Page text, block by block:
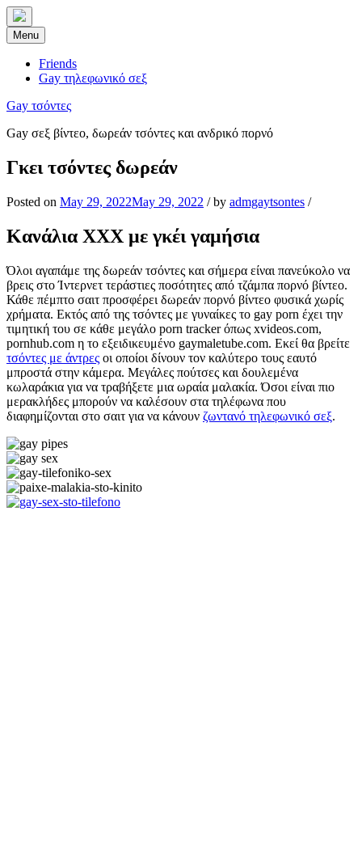
Skip
to
content
Menu
Friends
Gay τηλεφωνικό σεξ
Gay τσόντες
Gay σεξ βίντεο, δωρεάν τσόντες και ανδρικό πορνό
Γκει τσόντες δωρεάν
Posted on May 29, 2022May 29, 2022 /by admgaytsontes /
Κανάλια XXX με γκέι γαμήσια
Όλοι αγαπάμε της δωρεάν τσόντες και σήμερα είναι πανεύκολο να
βρεις στο Ίντερνετ τεράστιες ποσότητες από τζάμπα πορνό βίντεο.
Κάθε πέμπτο σαιτ προσφέρει δωρεάν πορνό βίντεο φυσικά χωρίς
χρήματα. Εκτός από της τσόντες με γυναίκες το gay porn έχει την
τιμητική του σε κάθε μεγάλο porn tracker όπως xvideos.com,
pornhub.com η το εξειδικευμένο gaymaletube.com. Εκεί θα βρείτε
τσόντες με άντρες οι οποίοι δίνουν τον καλύτερο τους εαυτό
μπροστά στην κάμερα. Μεγάλες πούτσες και δουλεμένα
κωλαράκια για να τραβήξετε μια ωραία μαλακία. Όσοι είναι πιο
μερακλήδες μπορούν να καλέσουν στα τηλέφωνα που
διαφημίζονται στο σαιτ για να κάνουν ζωντανό τηλεφωνικό σεξ.